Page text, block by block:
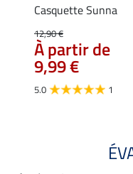
Casquette Sunna
12,90 €
À partir de
9,99 €
5.0 1